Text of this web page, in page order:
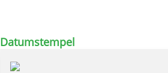
Datumstempel